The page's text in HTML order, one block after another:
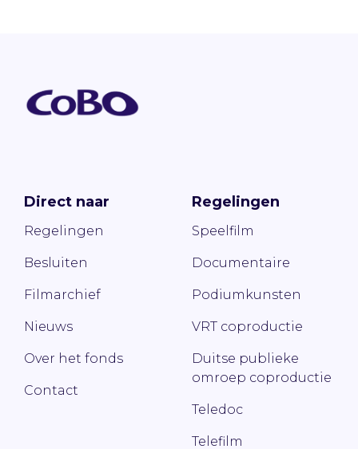
Direct naar
Regelingen
Besluiten
Filmarchief
Nieuws
Over het fonds
Contact
Regelingen
Speelfilm
Documentaire
Podiumkunsten
VRT coproductie
Duitse publieke
omroep coproductie
Teledoc
Telefilm